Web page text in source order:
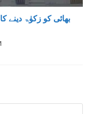
بھائی کو زکوٰۃ دینے